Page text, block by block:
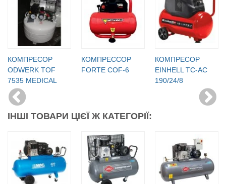
КОМПРЕСОР
ODWERK TOF
7535 MEDICAL
КОМПРЕССОР
FORTE COF-6
КОМПРЕСОР
EINHELL TC-AC
190/24/8
ІНШІ ТОВАРИ ЦІЄЇ Ж КАТЕГОРІЇ: